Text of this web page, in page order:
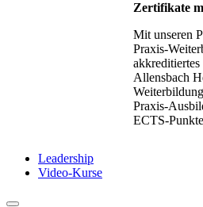
Zertifikate
Mit unseren
Praxis-
Allensbach
Praxis-
ECTS-
Leadership
Video-Kurse